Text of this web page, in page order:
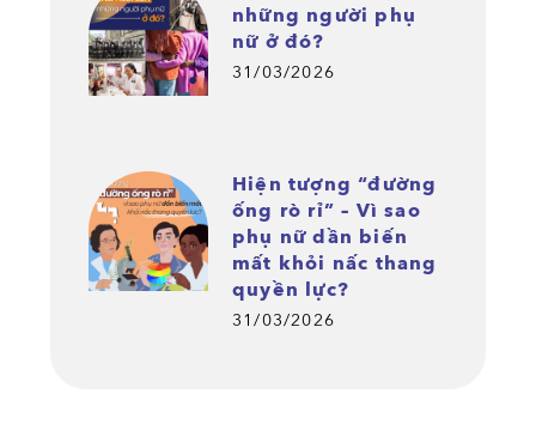
những người phụ
nữ ở đó?
31/03/2026
Hiện tượng “đường
ống rò rỉ” – Vì sao
phụ nữ dần biến
mất khỏi nấc thang
quyền lực?
31/03/2026